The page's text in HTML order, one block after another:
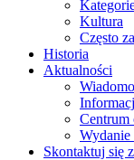
Kultura
Często
Historia
Aktualności
Centrum
Wydanie
Skontaktuj się